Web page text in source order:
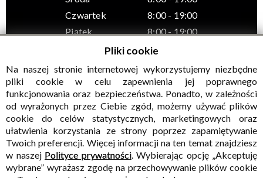
Czwartek
8:00 - 19:00
Piątek
8:00 - 19:00
© Wszelkie prawa zastrzeżone, Gminny Ośrodek Kultury w
Sadownem
Pliki cookie
Na naszej stronie internetowej wykorzystujemy niezbędne
pliki cookie w celu zapewnienia jej poprawnego
funkcjonowania oraz bezpieczeństwa. Ponadto, w zależności
od wyrażonych przez Ciebie zgód, możemy używać plików
cookie do celów statystycznych, marketingowych oraz
ułatwienia korzystania ze strony poprzez zapamiętywanie
Twoich preferencji. Więcej informacji na ten temat znajdziesz
w naszej Polityce prywatności. Wybierając opcję „Akceptuję
wybrane” wyrażasz zgodę na przechowywanie plików cookie